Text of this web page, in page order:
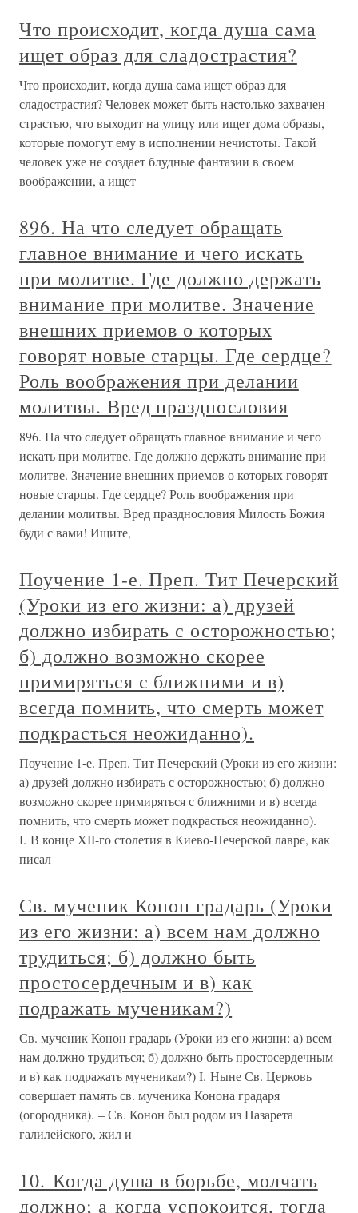
Что происходит, когда душа сама
ищет образ для сладострастия?
Что происходит, когда душа сама ищет образ для
сладострастия? Человек может быть настолько захвачен
страстью, что выходит на улицу или ищет дома образы,
которые помогут ему в исполнении нечистоты. Такой
человек уже не создает блудные фантазии в своем
воображении, а ищет
896. На что следует обращать
главное внимание и чего искать
при молитве. Где должно держать
внимание при молитве. Значение
внешних приемов о которых
говорят новые старцы. Где сердце?
Роль воображения при делании
молитвы. Вред празднословия
896. На что следует обращать главное внимание и чего
искать при молитве. Где должно держать внимание при
молитве. Значение внешних приемов о которых говорят
новые старцы. Где сердце? Роль воображения при
делании молитвы. Вред празднословия Милость Божия
буди с вами! Ищите,
Поучение 1-е. Преп. Тит Печерский
(Уроки из его жизни: а) друзей
должно избирать с осторожностью;
б) должно возможно скорее
примиряться с ближними и в)
всегда помнить, что смерть может
подкрасться неожиданно).
Поучение 1-е. Преп. Тит Печерский (Уроки из его жизни:
а) друзей должно избирать с осторожностью; б) должно
возможно скорее примиряться с ближними и в) всегда
помнить, что смерть может подкрасться неожиданно).
I. В конце XII-го столетия в Киево-Печерской лавре, как
писал
Св. мученик Конон градарь (Уроки
из его жизни: а) всем нам должно
трудиться; б) должно быть
простосердечным и в) как
подражать мученикам?)
Св. мученик Конон градарь (Уроки из его жизни: а) всем
нам должно трудиться; б) должно быть простосердечным
и в) как подражать мученикам?) I. Ныне Св. Церковь
совершает память св. мученика Конона градаря
(огородника). – Св. Конон был родом из Назарета
галилейского, жил и
10. Когда душа в борьбе, молчать
должно; а когда успокоится, тогда